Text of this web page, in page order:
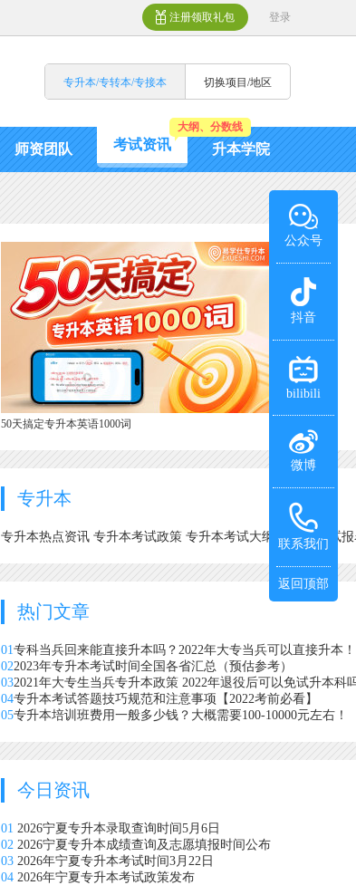
注册领取礼包 登录
专升本/专转本/专接本 切换项目/地区
师资团队 考试资讯
大纲、分数线
升本学院
50天搞定专升本英语1000词
专升本
专升本热点资讯 专升本考试政策 专升本考试大纲 专升本考试
热门文章
01专科当兵回来能直接升本吗？2022年大专当兵可以直接升本！
022023年专升本考试时间全国各省汇总（预估参考）
032021年大专生当兵专升本政策 2022年退役后可以免试升本科
04专升本考试答题技巧规范和注意事项【2022考前必看】
05专升本培训班费用一般多少钱？大概需要100-10000元左右！
今日资讯
01 2026宁夏专升本录取查询时间5月6日
02 2026宁夏专升本成绩查询及志愿填报时间公布
03 2026年宁夏专升本考试时间3月22日
04 2026年宁夏专升本考试政策发布
公众号
抖音
bilibili
微博
联系我们
返回顶部